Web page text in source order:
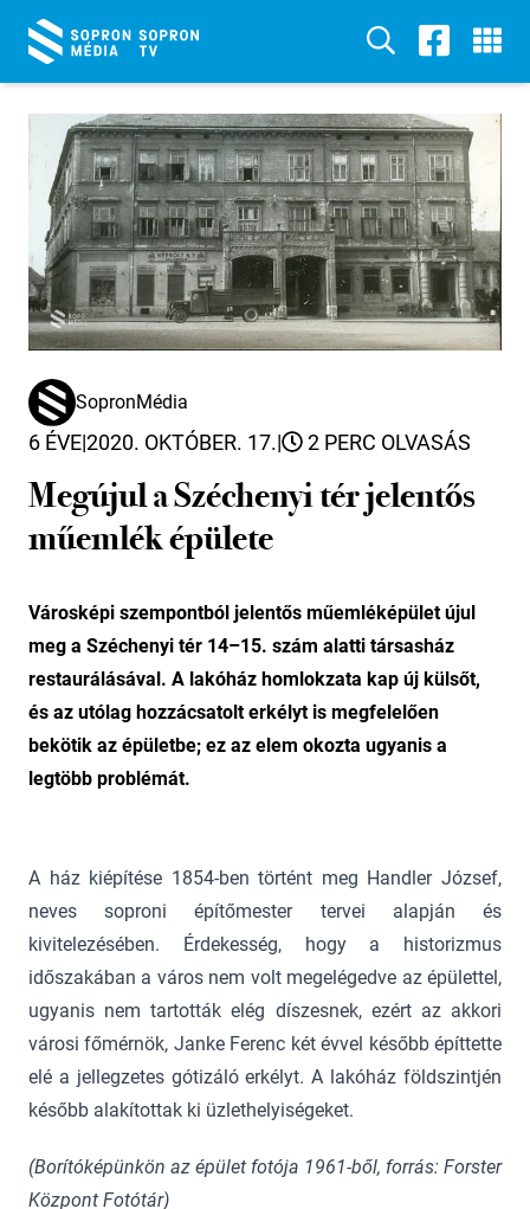
SopronMédia
6 ÉVE|2020. OKTÓBER. 17.| 2 PERC OLVASÁS
Megújul a Széchenyi tér jelentős
műemlék épülete
Városképi szempontból jelentős műemléképület újul
meg a Széchenyi tér 14–15. szám alatti társasház
restaurálásával. A lakóház homlokzata kap új külsőt,
és az utólag hozzácsatolt erkélyt is megfelelően
bekötik az épületbe; ez az elem okozta ugyanis a
legtöbb problémát.
A ház kiépítése 1854-ben történt meg Handler József,
neves soproni építőmester tervei alapján és
kivitelezésében. Érdekesség, hogy a historizmus
időszakában a város nem volt megelégedve az épülettel,
ugyanis nem tartották elég díszesnek, ezért az akkori
városi főmérnök, Janke Ferenc két évvel később építtette
elé a jellegzetes gótizáló erkélyt. A lakóház földszintjén
később alakítottak ki üzlethelyiségeket.
(Borítóképünkön az épület fotója 1961-ből, forrás: Forster
Központ Fotótár)